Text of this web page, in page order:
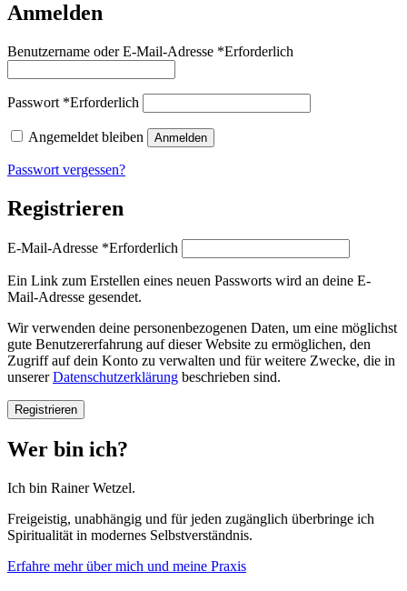
Anmelden
Benutzername oder E-Mail-Adresse *Erforderlich
Passwort *Erforderlich
Angemeldet bleiben Anmelden
Passwort vergessen?
Registrieren
E-Mail-Adresse *Erforderlich
Ein Link zum Erstellen eines neuen Passworts wird an deine E-
Mail-Adresse gesendet.
Wir verwenden deine personenbezogenen Daten, um eine möglichst
gute Benutzererfahrung auf dieser Website zu ermöglichen, den
Zugriff auf dein Konto zu verwalten und für weitere Zwecke, die in
unsererDatenschutzerklärung beschrieben sind.
Registrieren
Wer bin ich?
Ich bin Rainer Wetzel.
Freigeistig, unabhängig und für jeden zugänglich überbringe ich
Spiritualität in modernes Selbstverständnis.
Erfahre mehr über mich und meine Praxis